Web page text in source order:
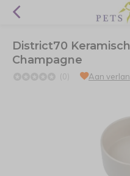
District70
Champagne
(0) Aan